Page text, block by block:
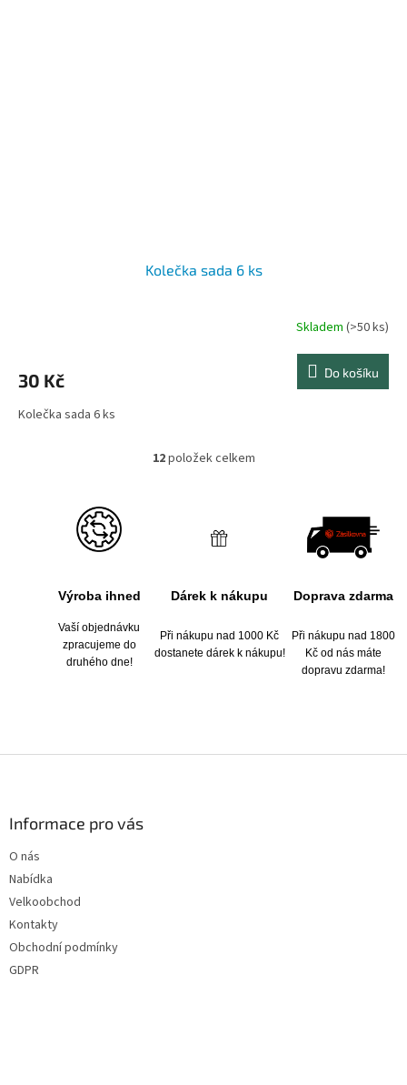
Kolečka sada 6 ks
Skladem (>50 ks)
30 Kč Do košíku
Kolečka sada 6 ks
O
d
a
p
v
k
s
12položek celkem
Výroba ihned Dárek k nákupu Doprava zdarma
Vaší objednávku
zpracujeme do
druhého dne!
Při nákupu nad 1000 Kč
dostanete dárek k nákupu!
Při nákupu nad 1800
Kč od nás máte
dopravu zdarma!
Informace pro vás
O nás
Nabídka
Velkoobchod
Kontakty
Obchodní podmínky
GDPR